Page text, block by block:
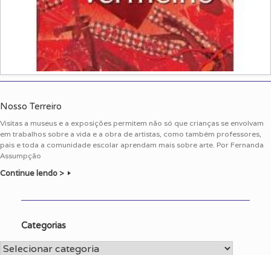
Nosso Terreiro
Visitas a museus e a exposições permitem não só que crianças se envolvam
em trabalhos sobre a vida e a obra de artistas, como também professores,
pais e toda a comunidade escolar aprendam mais sobre arte. Por Fernanda
Assumpção
Continue lendo >
Categorias
Categorias